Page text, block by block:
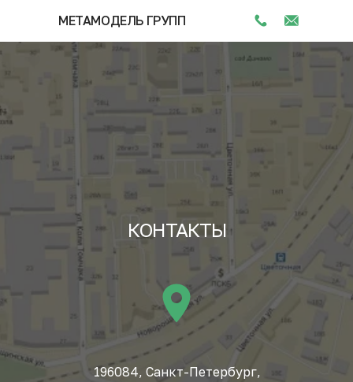
МЕТАМОДЕЛЬ ГРУПП
КОНТАКТЫ
196084, Санкт-Петербург,